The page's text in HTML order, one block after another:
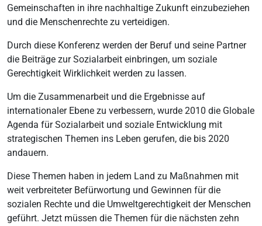
Gemeinschaften in ihre nachhaltige Zukunft einzubeziehen
und die Menschenrechte zu verteidigen.
Durch diese Konferenz werden der Beruf und seine Partner
die Beiträge zur Sozialarbeit einbringen, um soziale
Gerechtigkeit Wirklichkeit werden zu lassen.
Um die Zusammenarbeit und die Ergebnisse auf
internationaler Ebene zu verbessern, wurde 2010 die Globale
Agenda für Sozialarbeit und soziale Entwicklung mit
strategischen Themen ins Leben gerufen, die bis 2020
andauern.
Diese Themen haben in jedem Land zu Maßnahmen mit
weit verbreiteter Befürwortung und Gewinnen für die
sozialen Rechte und die Umweltgerechtigkeit der Menschen
geführt. Jetzt müssen die Themen für die nächsten zehn